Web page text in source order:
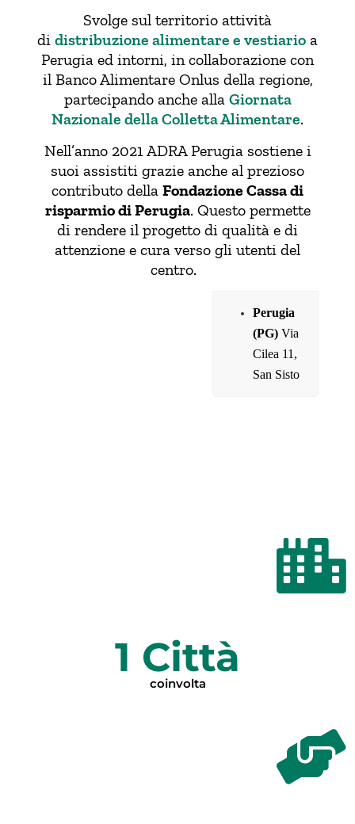
Svolge sul territorio attività
di distribuzione alimentare e vestiario a
Perugia ed intorni, in collaborazione con
il Banco Alimentare Onlus della regione,
partecipando anche alla Giornata
Nazionale della Colletta Alimentare.
Nell’anno 2021 ADRA Perugia sostiene i
suoi assistiti grazie anche al prezioso
contributo della Fondazione Cassa di
risparmio di Perugia. Questo permette
di rendere il progetto di qualità e di
attenzione e cura verso gli utenti del
centro.
Perugia
(PG)Via
Cilea 11,
San Sisto
coinvolta
1 Città